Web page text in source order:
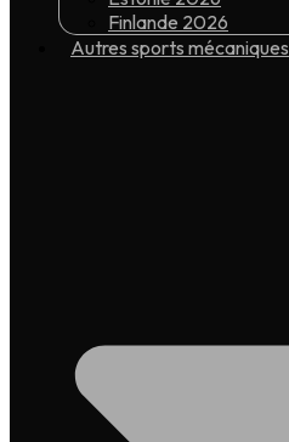
Finlande 2026
Autres sports mécaniques